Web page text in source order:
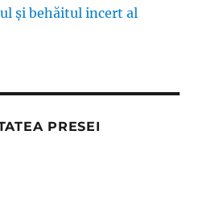
și behăitul incert al
PRESEI